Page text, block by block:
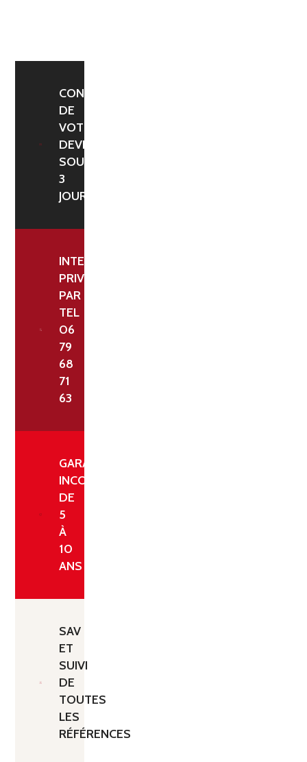
CONFIRMATION
DE
VOTRE
DEVIS
SOUS
3
JOURS
INTERLOCUTEUR
PRIVILÉGIÉ
PAR
TEL
06
79
68
71
63
GARANTIE
INCONDITIONNELLE
DE
5
À
10
ANS
SAV
ET
SUIVI
DE
TOUTES
LES
RÉFÉRENCES